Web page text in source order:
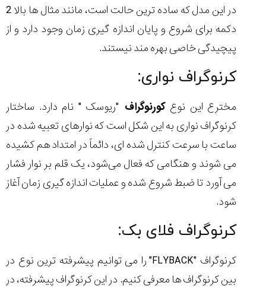
در این مدل که ساده ترین حالت است، مانند مثال ها بالا 2
دکمه برای شروع و پایان اندازه گیری زمان وجود دارد و از
پیچیدگی خاصی بهره مند نیستند.
کرنوگراف نواری:
مخترع این نوعکورنوگراف "ریوسک " نام دارد. ساختار
کرنوگراف نواری به این شکل است که نوارهای تعبیه شده در
ساعت با سرعت کنترل شده ای، دائماً در امتداد هم کشیده
می شوند و هنگامی که فعال می‌شود، یک قلم بر نوار فشار
می آورد تا ضبط شروع شده و عملیات اندازه گیری زمان آغاز
شود.
کرنوگراف فلای بک:
کرنوگراف "FLYBACK" را می توانیم پیشرفته ترین نوع در
بین کرنوگراف ها معرفی کنیم. در این کرنوگراف پیشرفته، در